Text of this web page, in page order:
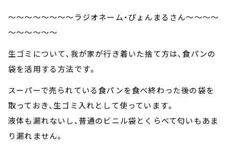
～～～～～～～～ラジオネーム・ぴょんまるさん～～～～
～～～～～～
生ゴミについて、我が家が行き着いた捨て方は、食パンの
袋を活用する方法です。
スーパーで売られている食パンを食べ終わった後の袋を
取っておき、生ゴミ入れとして使っています。
液体も漏れないし、普通のビニル袋とくらべて匂いもあま
り漏れません。